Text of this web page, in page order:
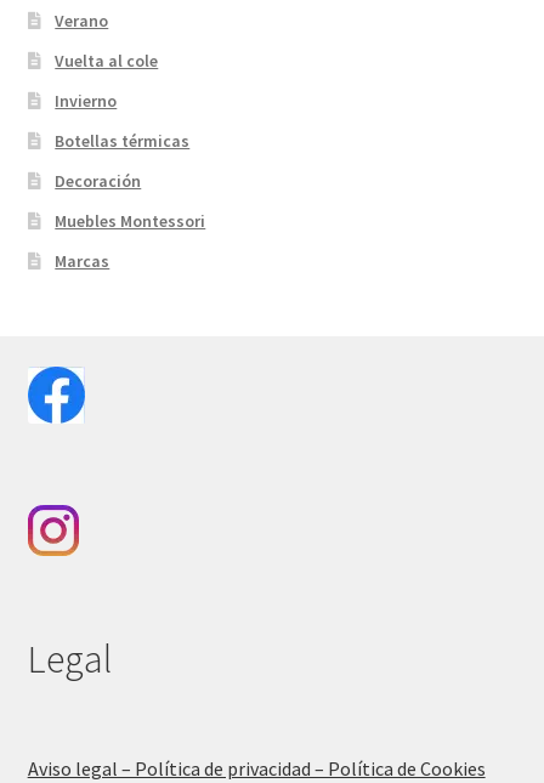
Verano
Vuelta al cole
Invierno
Botellas térmicas
Decoración
Muebles Montessori
Marcas
Legal
Aviso legal – Política de privacidad – Política de Cookies